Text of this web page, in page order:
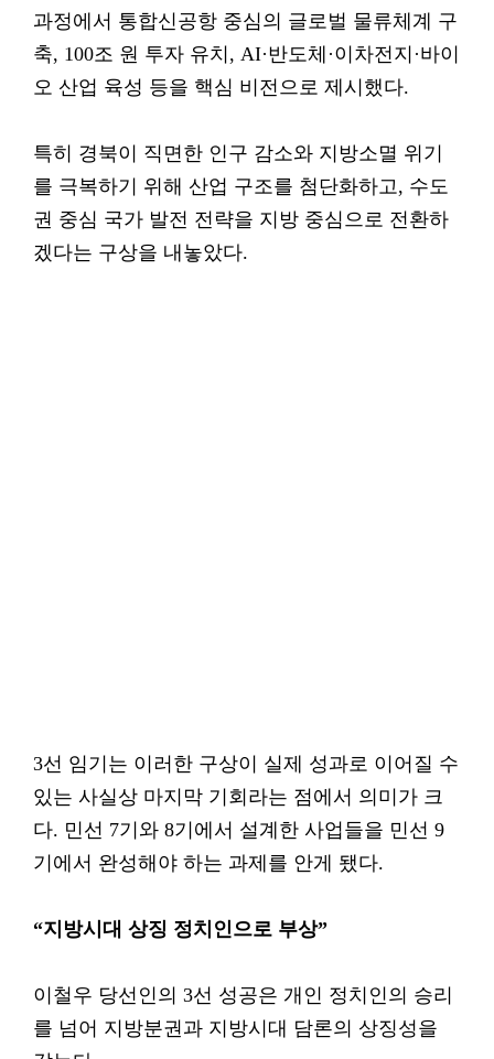
과정에서 통합신공항 중심의 글로벌 물류체계 구
축, 100조 원 투자 유치, AI·반도체·이차전지·바이
오 산업 육성 등을 핵심 비전으로 제시했다.
특히 경북이 직면한 인구 감소와 지방소멸 위기
를 극복하기 위해 산업 구조를 첨단화하고, 수도
권 중심 국가 발전 전략을 지방 중심으로 전환하
겠다는 구상을 내놓았다.
3선 임기는 이러한 구상이 실제 성과로 이어질 수
있는 사실상 마지막 기회라는 점에서 의미가 크
다. 민선 7기와 8기에서 설계한 사업들을 민선 9
기에서 완성해야 하는 과제를 안게 됐다.
“지방시대 상징 정치인으로 부상”
이철우 당선인의 3선 성공은 개인 정치인의 승리
를 넘어 지방분권과 지방시대 담론의 상징성을